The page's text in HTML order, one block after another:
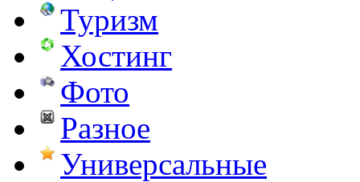
Туризм
Хостинг
Фото
Разное
Универсальные